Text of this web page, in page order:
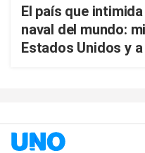
El país que
naval del mundo:
Estados Unidos y